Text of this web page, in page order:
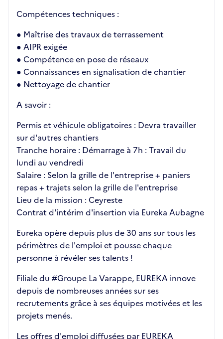
Compétences techniques :
● Maîtrise des travaux de terrassement
● AIPR exigée
● Compétence en pose de réseaux
● Connaissances en signalisation de chantier
● Nettoyage de chantier
A savoir :
Permis et véhicule obligatoires : Devra travailler
sur d'autres chantiers
Tranche horaire : Démarrage à 7h : Travail du
lundi au vendredi
Salaire : Selon la grille de l'entreprise + paniers
repas + trajets selon la grille de l'entreprise
Lieu de la mission : Ceyreste
Contrat d'intérim d'insertion via Eureka Aubagne
Eureka opère depuis plus de 30 ans sur tous les
périmètres de l'emploi et pousse chaque
personne à révéler ses talents !
Filiale du #Groupe La Varappe, EUREKA innove
depuis de nombreuses années sur ses
recrutements grâce à ses équipes motivées et les
projets menés.
Les offres d'emploi diffusées par EUREKA